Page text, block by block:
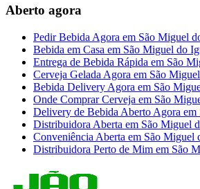
Aberto agora
Pedir Bebida Agora em São Miguel
Bebida em Casa em São Miguel do
Entrega de Bebida Rápida em São
Cerveja Gelada Agora em São
Bebida Delivery Agora em São
Onde Comprar Cerveja em São
Delivery de Bebida Aberto Agora em
Distribuidora Aberta em São Miguel
Conveniência Aberta em São Miguel
Distribuidora Perto de Mim em São